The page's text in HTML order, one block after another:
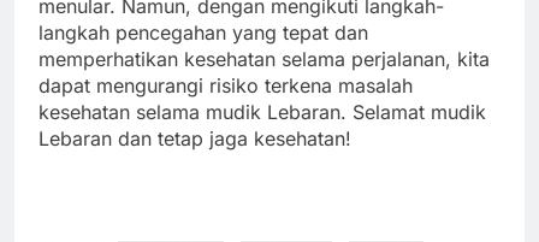
menular. Namun, dengan mengikuti langkah-
langkah pencegahan yang tepat dan
memperhatikan kesehatan selama perjalanan, kita
dapat mengurangi risiko terkena masalah
kesehatan selama mudik Lebaran. Selamat mudik
Lebaran dan tetap jaga kesehatan!